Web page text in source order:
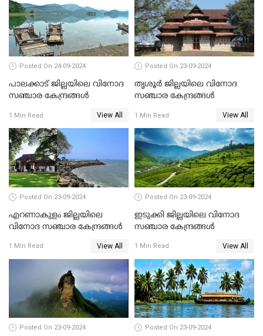
Posted On 24-09-2024
പാലക്കാട് ജില്ലയിലെ വിനോദ
സഞ്ചാര കേന്ദ്രങ്ങൾ
1 Min Read View All
Posted On 23-09-2024
തൃശൂർ ജില്ലയിലെ വിനോദ
സഞ്ചാര കേന്ദ്രങ്ങൾ
1 Min Read View All
Posted On 23-09-2024
എറണാകുളം ജില്ലയിലെ
വിനോദ സഞ്ചാര കേന്ദ്രങ്ങൾ
1 Min Read View All
Posted On 23-09-2024
ഇടുക്കി ജില്ലയിലെ വിനോദ
സഞ്ചാര കേന്ദ്രങ്ങൾ
1 Min Read View All
Posted On 23-09-2024 Posted On 23-09-2024